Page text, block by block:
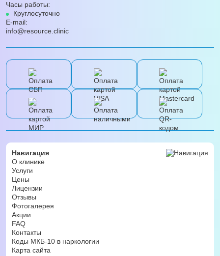
Часы работы:
Круглосуточно
E-mail:
info@resource.clinic
Навигация
О клинике
Услуги
Цены
Лицензии
Отзывы
Фотогалерея
Акции
FAQ
Контакты
Коды МКБ-10 в наркологии
Карта сайта